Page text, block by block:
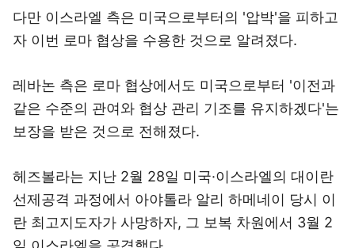
다만 이스라엘 측은 미국으로부터의 '압박'을 피하고
자 이번 로마 협상을 수용한 것으로 알려졌다.
레바논 측은 로마 협상에서도 미국으로부터 '이전과
같은 수준의 관여와 협상 관리 기조를 유지하겠다'는
보장을 받은 것으로 전해졌다.
헤즈볼라는 지난 2월 28일 미국·이스라엘의 대이란
선제공격 과정에서 아야톨라 알리 하메네이 당시 이
란 최고지도자가 사망하자, 그 보복 차원에서 3월 2